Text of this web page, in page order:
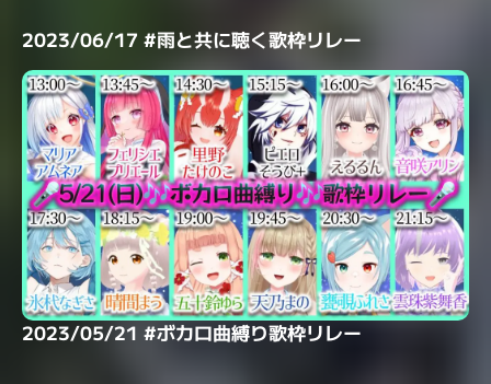
2023/06/17 #雨と共に聴く歌枠リレー
2023/05/21 #ボカロ曲縛り歌枠リレー